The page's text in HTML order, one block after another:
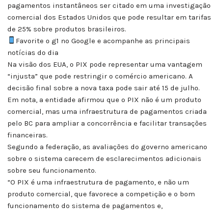
pagamentos instantâneos ser citado em uma investigação
comercial dos Estados Unidos que pode resultar em tarifas
de 25% sobre produtos brasileiros.
Favorite o g1 no Google e acompanhe as principais
notícias do dia
Na visão dos EUA, o PIX pode representar uma vantagem
“injusta” que pode restringir o comércio americano. A
decisão final sobre a nova taxa pode sair até 15 de julho.
Em nota, a entidade afirmou que o PIX não é um produto
comercial, mas uma infraestrutura de pagamentos criada
pelo BC para ampliar a concorrência e facilitar transações
financeiras.
Segundo a federação, as avaliações do governo americano
sobre o sistema carecem de esclarecimentos adicionais
sobre seu funcionamento.
“O PIX é uma infraestrutura de pagamento, e não um
produto comercial, que favorece a competição e o bom
funcionamento do sistema de pagamentos e,